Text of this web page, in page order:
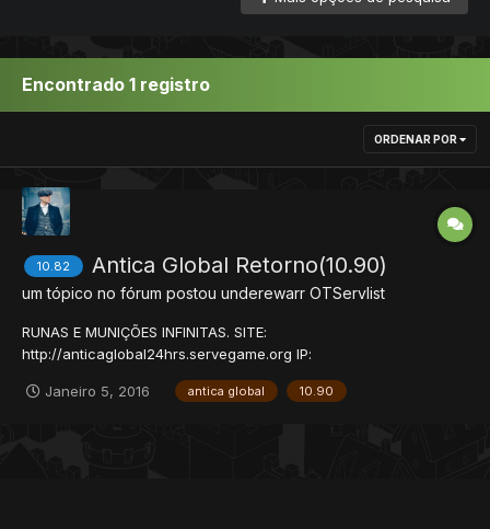
Encontrado 1 registro
ORDENAR POR
10.82 Antica Global Retorno(10.90)
um tópico no fórum postou underewarr OTServlist
RUNAS E MUNIÇÕES INFINITAS. SITE:
http://anticaglobal24hrs.servegame.org IP:
10.90(TODAS AS NOVIDAS INCLUSAS) Nosso servidor: Krailos
Janeiro 5, 2016 antica global 10.90